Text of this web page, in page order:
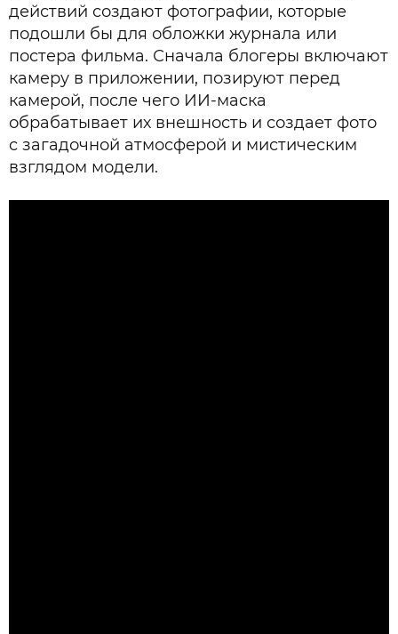
действий создают фотографии, которые
подошли бы для обложки журнала или
постера фильма. Сначала блогеры включают
камеру в приложении, позируют перед
камерой, после чего ИИ-маска
обрабатывает их внешность и создает фото
с загадочной атмосферой и мистическим
взглядом модели.